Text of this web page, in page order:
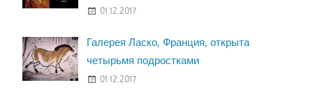
01.12.2017
Галерея Ласко, Франция, открыта
четырьмя подростками
01.12.2017